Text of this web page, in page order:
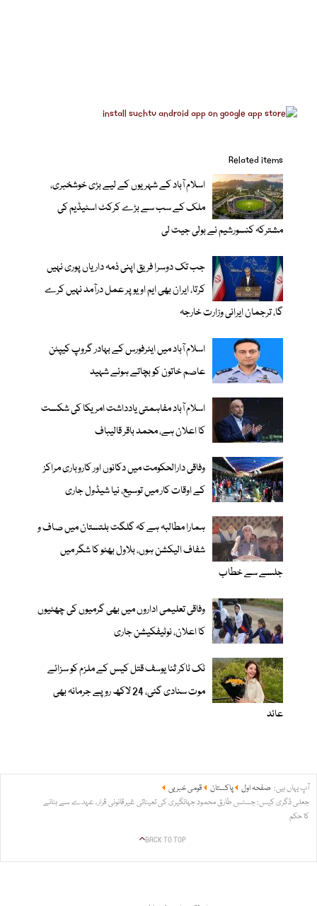
Related items
اسلام آباد کے شہریوں کے لیے بڑی خوشخبری،
ملک کے سب سے بڑے کرکٹ اسٹیڈیم کی
مشترکہ کنسورشیم نے بولی جیت لی
جب تک دوسرا فریق اپنی ذمہ داریاں پوری نہیں
کرتا، ایران بھی ایم او یو پر عمل درآمد نہیں کرے
گا، ترجمان ایرانی وزارت خارجہ
اسلام آباد میں ایئرفورس کے بہادر گروپ کیپٹن
عاصم خاتون کو بچاتے ہوئے شہید
اسلام آباد مفاہمتی یادداشت امریکا کی شکست
کا اعلان ہے، محمد باقر قالیباف
وفاقی دارالحکومت میں دکانوں اور کاروباری مراکز
کے اوقات کار میں توسیع، نیا شیڈول جاری
ہمارا مطالبہ ہے کہ گلگت بلتستان میں صاف و
شفاف الیکشن ہوں، بلاول بھٹو کا شگر میں
جلسے سے خطاب
وفاقی تعلیمی اداروں میں بھی گرمیوں کی چھٹیوں
کا اعلان، نوٹیفکیشن جاری
ٹک ٹاکر ثنا یوسف قتل کیس کے ملزم کو سزائے
موت سنادی گئی، 24 لاکھ روپے جرمانہ بھی
عائد
آپ یہاں ہیں: صفحہ اول پاکستان
قومی خبریں
جعلی ڈگری کیس: جسٹس طارق محمود جہانگیری کی تعیناتی غیرقانونی قرار، عہدے سے ہٹانے
کا حکم
BACK TO TOP